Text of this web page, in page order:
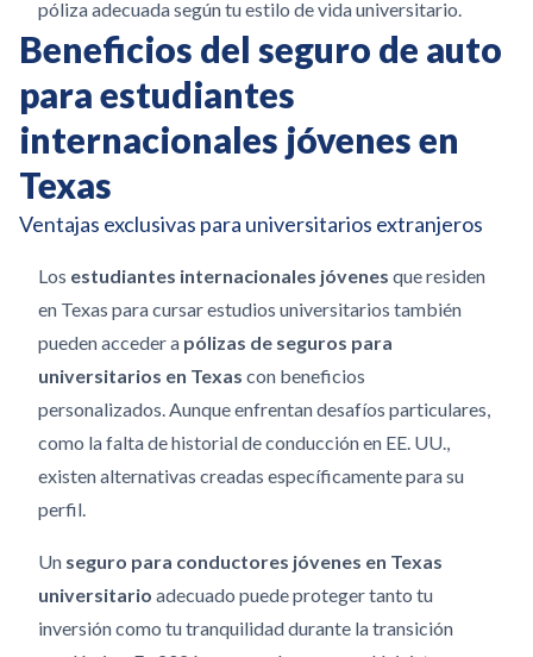
póliza adecuada según tu estilo de vida universitario.
Beneficios del seguro de auto
para estudiantes
internacionales jóvenes en
Texas
Ventajas exclusivas para universitarios extranjeros
Los estudiantes internacionales jóvenes que residen
en Texas para cursar estudios universitarios también
pueden acceder a pólizas de seguros para
universitarios en Texas con beneficios
personalizados. Aunque enfrentan desafíos particulares,
como la falta de historial de conducción en EE. UU.,
existen alternativas creadas específicamente para su
perfil.
Un seguro para conductores jóvenes en Texas
universitario adecuado puede proteger tanto tu
inversión como tu tranquilidad durante la transición